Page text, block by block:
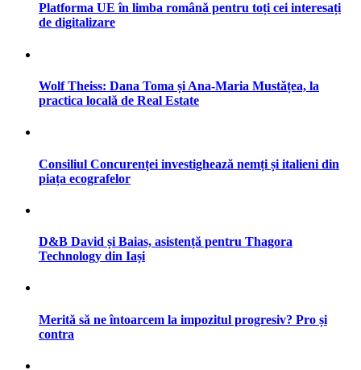
Platforma UE în limba română pentru toți cei interesați
de digitalizare
Wolf Theiss: Dana Toma și Ana-Maria Mustățea, la
practica locală de Real Estate
Consiliul Concurenței investighează nemți și italieni din
piața ecografelor
D&B David și Baias, asistență pentru Thagora
Technology din Iași
Merită să ne întoarcem la impozitul progresiv? Pro și
contra